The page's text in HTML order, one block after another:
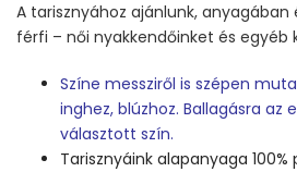
A tarisznyához ajánlunk, anyagában
férfi – női nyakkendőinket és egyéb
Színe messziről is szépen
inghez, blúzhoz. Ballagásra az
választott szín.
Tarisznyáink alapanyaga 100%